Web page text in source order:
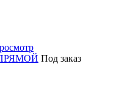
ПРЯМОЙ Под заказ